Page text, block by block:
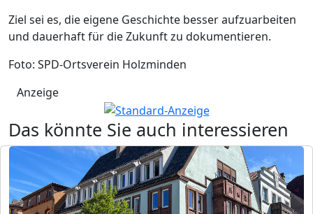
Ziel sei es, die eigene Geschichte besser aufzuarbeiten
und dauerhaft für die Zukunft zu dokumentieren.
Foto: SPD-Ortsverein Holzminden
Anzeige
Das könnte Sie auch interessieren